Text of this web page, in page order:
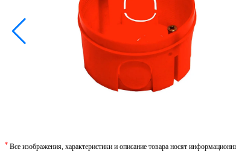
* Все изображения, характеристики и описание товара носят